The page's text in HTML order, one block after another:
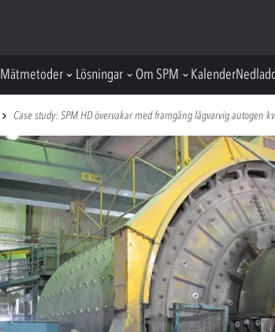
Mätmetoder Lösningar Om SPM Kalender
Case study: SPM HD övervakar med framgång lågvarvig autogen